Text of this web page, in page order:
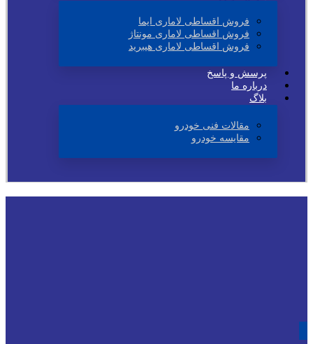
فروش اقساطی لاماری ایما
فروش اقساطی لاماری مونتاژ
فروش اقساطی لاماری هیبرید
پرسش و پاسخ
درباره ما
بلاگ
مقالات فنی خودرو
مقایسه خودرو